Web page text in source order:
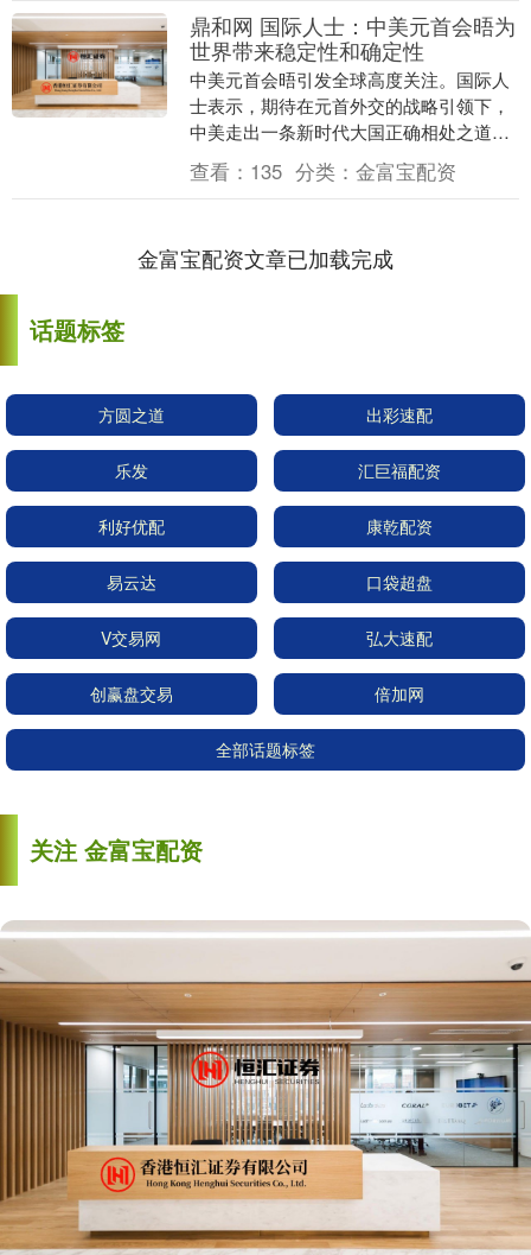
鼎和网 国际人士：中美元首会晤为
世界带来稳定性和确定性
中美元首会晤引发全球高度关注。国际人
士表示，期待在元首外交的战略引领下，
中美走出一条新时代大国正确相处之道，
在共同开创两国关系美好未来的同时，也
为变乱交织的世界....
查看： 135 分类： 金富宝配资
金富宝配资文章已加载完成
话题标签
方圆之道 出彩速配
乐发 汇巨福配资
利好优配 康乾配资
易云达 口袋超盘
V交易网 弘大速配
创赢盘交易 倍加网
全部话题标签
关注 金富宝配资